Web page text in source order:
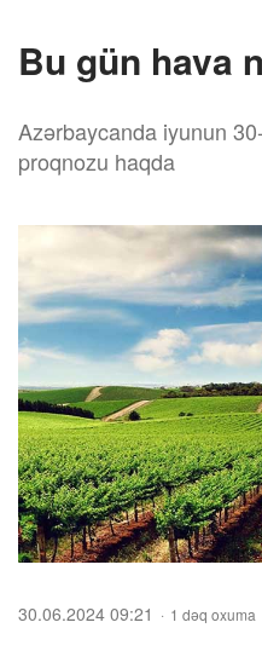
Bu gün hava
Azərbaycanda iyunun
proqnozu haqda
30.06.2024 09:21 1 dəq oxuma